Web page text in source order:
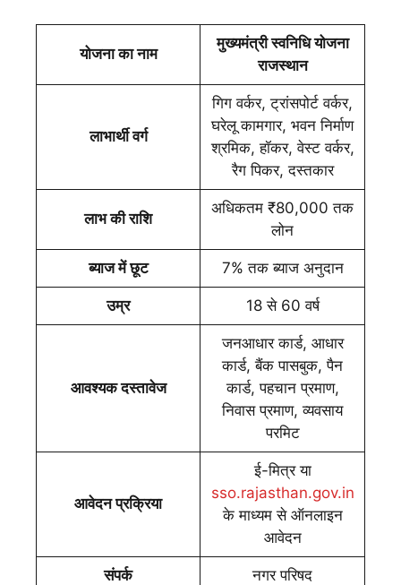
योजना का नाम
मुख्यमंत्री स्वनिधि योजना
राजस्थान
लाभार्थी वर्ग
गिग वर्कर, ट्रांसपोर्ट वर्कर,
घरेलू कामगार, भवन निर्माण
श्रमिक, हॉकर, वेस्ट वर्कर,
रैग पिकर, दस्तकार
लाभ की राशि
अधिकतम ₹80,000 तक
लोन
ब्याज में छूट 7% तक ब्याज अनुदान
उम्र 18 से 60 वर्ष
आवश्यक दस्तावेज
जनआधार कार्ड, आधार
कार्ड, बैंक पासबुक, पैन
कार्ड, पहचान प्रमाण,
निवास प्रमाण, व्यवसाय
परमिट
आवेदन प्रक्रिया
ई-मित्र या
sso.rajasthan.gov.in
के माध्यम से ऑनलाइन
आवेदन
संपर्क नगर परिषद